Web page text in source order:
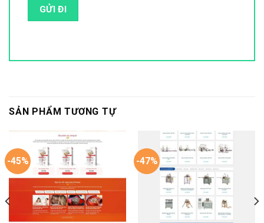
SẢN PHẨM TƯƠNG TỰ
-45% -47%